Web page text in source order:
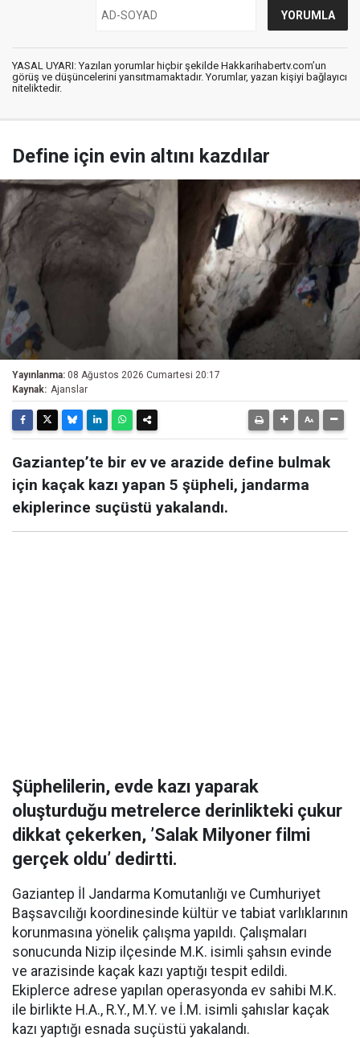
YASAL UYARI: Yazılan yorumlar hiçbir şekilde Hakkarihabertv.com’un
görüş ve düşüncelerini yansıtmamaktadır. Yorumlar, yazan kişiyi bağlayıcı
niteliktedir.
Define için evin altını kazdılar
Yayınlanma: 08 Ağustos 2026 Cumartesi 20:17
Kaynak: Ajanslar
Gaziantep’te bir ev ve arazide define bulmak
için kaçak kazı yapan 5 şüpheli, jandarma
ekiplerince suçüstü yakalandı.
Şüphelilerin, evde kazı yaparak
oluşturduğu metrelerce derinlikteki çukur
dikkat çekerken, ’Salak Milyoner filmi
gerçek oldu’ dedirtti.
Gaziantep İl Jandarma Komutanlığı ve Cumhuriyet
Başsavcılığı koordinesinde kültür ve tabiat varlıklarının
korunmasına yönelik çalışma yapıldı. Çalışmaları
sonucunda Nizip ilçesinde M.K. isimli şahsın evinde
ve arazisinde kaçak kazı yaptığı tespit edildi.
Ekiplerce adrese yapılan operasyonda ev sahibi M.K.
ile birlikte H.A., R.Y., M.Y. ve İ.M. isimli şahıslar kaçak
kazı yaptığı esnada suçüstü yakalandı.